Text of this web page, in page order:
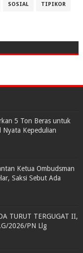
SOSIAL TIPIKOR
5 Ton Beras untuk
Nyata Kepedulian
Ketua Ombudsman
Saksi Sebut Ada
TURUT TERGUGAT II,
2026/PN Llg